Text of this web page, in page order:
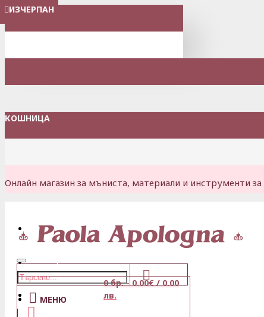
МЕНЮ
КОШНИЦА
Онлайн магазин за мъниста, материали и инструменти
Вход
Магазини
0 бр. - 0.00€ / 0.00
лв.
МЕНЮ
ИЗЧЕРПАН